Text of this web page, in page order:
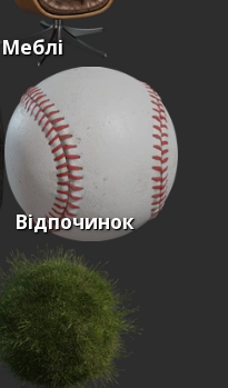
Меблі
Відпочинок